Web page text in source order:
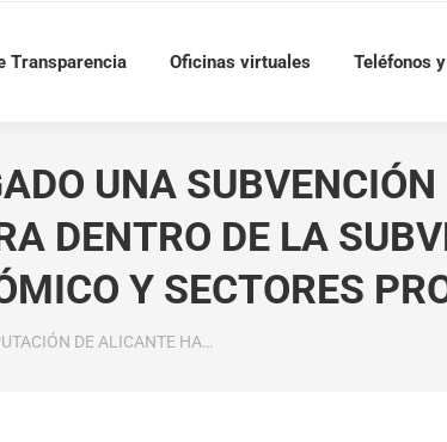
Transparencia Oficinas virtuales Teléfonos
UNA
DENTRO DE LA
Y SECTORES
DE ALICANTE HA…